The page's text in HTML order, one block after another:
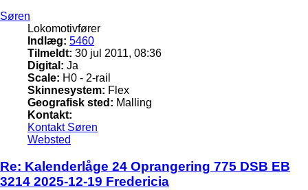
Søren
Lokomotivfører
Indlæg: 5460
Tilmeldt: 30 jul 2011, 08:36
Digital: Ja
Scale: H0 - 2-rail
Skinnesystem: Flex
Geografisk sted: Malling
Kontakt:
Kontakt Søren
Websted
Re: Kalenderlåge 24 Oprangering 775 DSB EB
3214 2025-12-19 Fredericia